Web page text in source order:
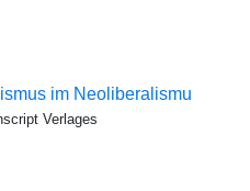
im Neoliberalismu
Verlages